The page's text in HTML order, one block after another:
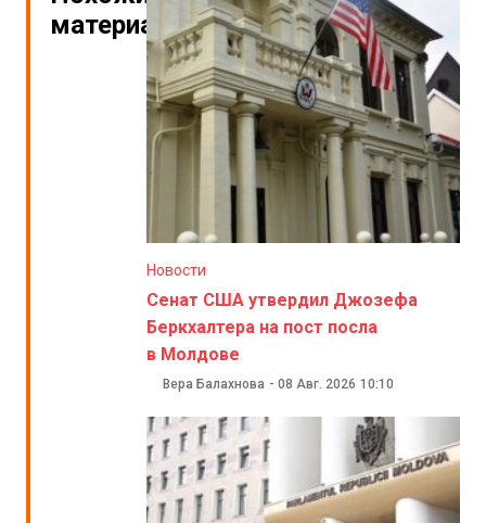
материалы
Новости
Сенат США утвердил Джозефа
Беркхалтера на пост посла
в Молдове
Вера Балахнова - 08 Авг. 2026 10:10